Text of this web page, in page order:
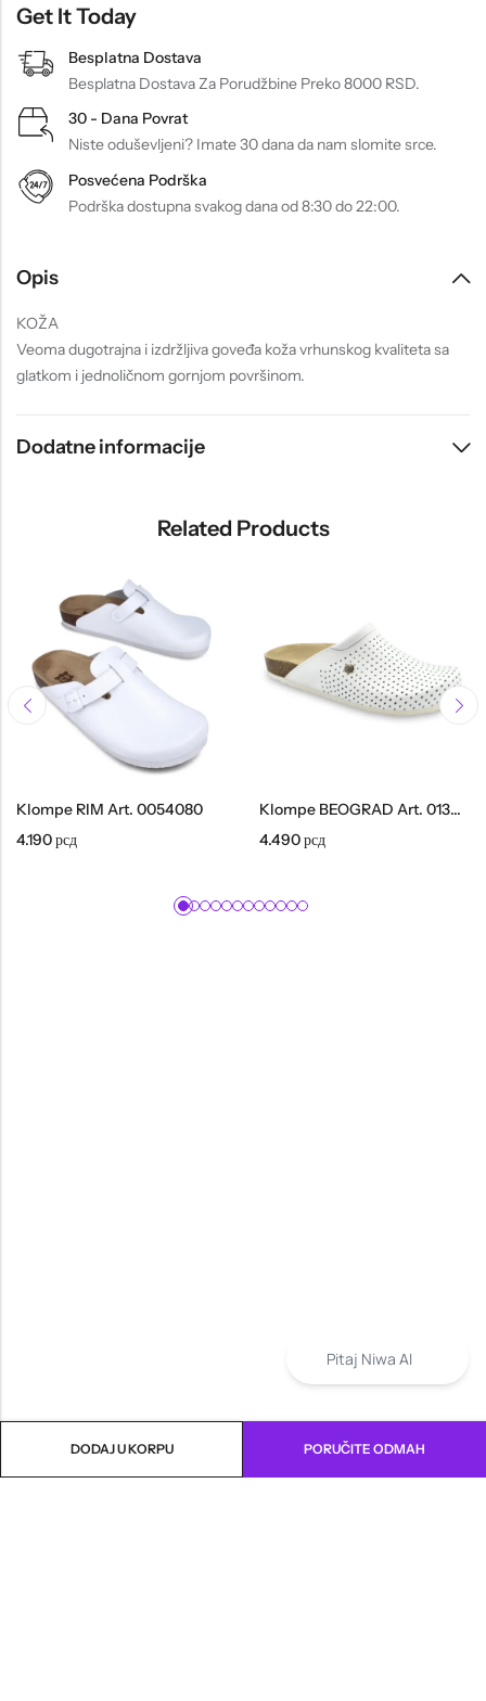
DODAJ U KORPU PORUČITE ODMAH
Get It Today
Besplatna Dostava
Besplatna Dostava Za Porudžbine Preko 8000 RSD.
30 - Dana Povrat
Niste oduševljeni? Imate 30 dana da nam slomite srce.
Posvećena Podrška
Podrška dostupna svakog dana od 8:30 do 22:00.
Opis
KOŽA
Veoma dugotrajna i izdržljiva goveđa koža vrhunskog kvaliteta sa
glatkom i jednoličnom gornjom površinom.
Dodatne informacije
Related Products
Klompe RIM Art. 0054080
4.190рсд
Klompe BEOGRAD Art. 0134010
4.490рсд
Pitaj Niwa AI